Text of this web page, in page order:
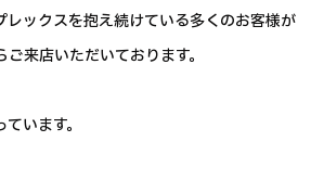
レックスを抱え続けている多くのお客様が
来店いただいております。
います。